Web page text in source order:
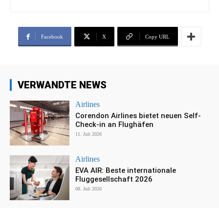
Facebook X Copy URL
VERWANDTE NEWS
Airlines
Corendon Airlines bietet neuen Self-
Check-in an Flughäfen
11. Juli 2026
Airlines
EVA AIR: Beste internationale
Fluggesellschaft 2026
08. Juli 2026